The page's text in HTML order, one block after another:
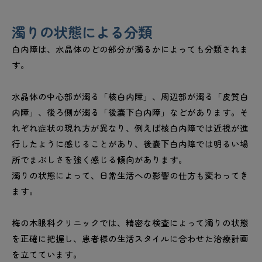
濁りの状態による分類
白内障は、水晶体のどの部分が濁るかによっても分類されま
す。
水晶体の中心部が濁る「核白内障」、周辺部が濁る「皮質白
内障」、後ろ側が濁る「後嚢下白内障」などがあります。そ
れぞれ症状の現れ方が異なり、例えば核白内障では近視が進
行したように感じることがあり、後嚢下白内障では明るい場
所でまぶしさを強く感じる傾向があります。
濁りの状態によって、日常生活への影響の仕方も変わってき
ます。
梅の木眼科クリニックでは、精密な検査によって濁りの状態
を正確に把握し、患者様の生活スタイルに合わせた治療計画
を立てています。